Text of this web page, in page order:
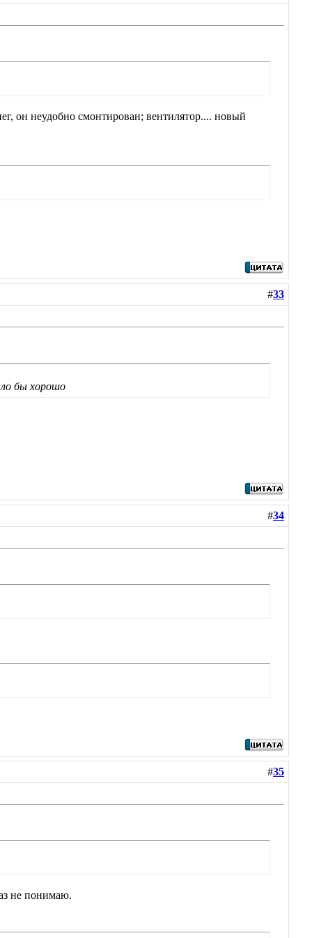
он неудобно смонтирован; вентилятор.... новый
#33
бы хорошо
#34
#35
не понимаю.